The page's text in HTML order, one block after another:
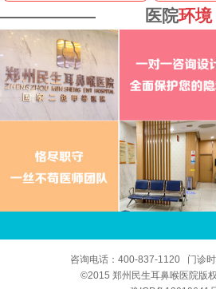
医院环境
咨询电话：400-837-1120 门诊
©2015 郑州民生耳鼻喉医院版